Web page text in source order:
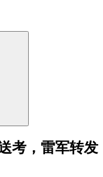
考，雷军转发